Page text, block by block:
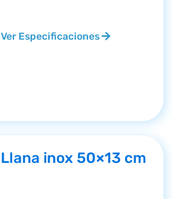
Ver Especificaciones
Llana inox 50×13 cm